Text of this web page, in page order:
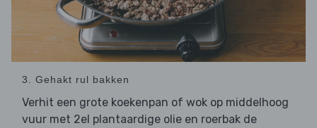
3. Gehakt rul bakken
Verhit een grote koekenpan of wok op middelhoog
vuur met 2el plantaardige olie en roerbak de